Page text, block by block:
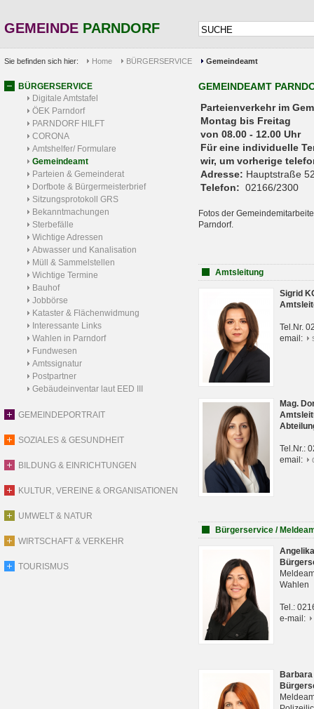
GEMEINDE PARNDORF
Sie befinden sich hier: Home BÜRGERSERVICE Gemeindeamt
BÜRGERSERVICE
Digitale Amtstafel
ÖEK Parndorf
PARNDORF HILFT
CORONA
Amtshelfer/ Formulare
Gemeindeamt
Parteien & Gemeinderat
Dorfbote & Bürgermeisterbrief
Sitzungsprotokoll GRS
Bekanntmachungen
Sterbefälle
Wichtige Adressen
Abwasser und Kanalisation
Müll & Sammelstellen
Wichtige Termine
Bauhof
Jobbörse
Kataster & Flächenwidmung
Interessante Links
Wahlen in Parndorf
Fundwesen
Amtssignatur
Postpartner
Gebäudeinventar laut EED III
GEMEINDEPORTRAIT
SOZIALES & GESUNDHEIT
BILDUNG & EINRICHTUNGEN
KULTUR, VEREINE & ORGANISATIONEN
UMWELT & NATUR
WIRTSCHAFT & VERKEHR
TOURISMUS
GEMEINDEAMT
Parteienverkehr
Montag bis Freitag
von 08.00 - 12.00 Uhr
Für eine individuelle
wir, um vorherige
Adresse: Hauptstraße
Telefon: 02166/2300
Fotos der
Parndorf.
Amtsleitung
Sigrid
Tel.Nr.
email:
Mag.
Tel.Nr.:
email:
Bürgerservice /
Wahlen
Tel.:
e-mail: